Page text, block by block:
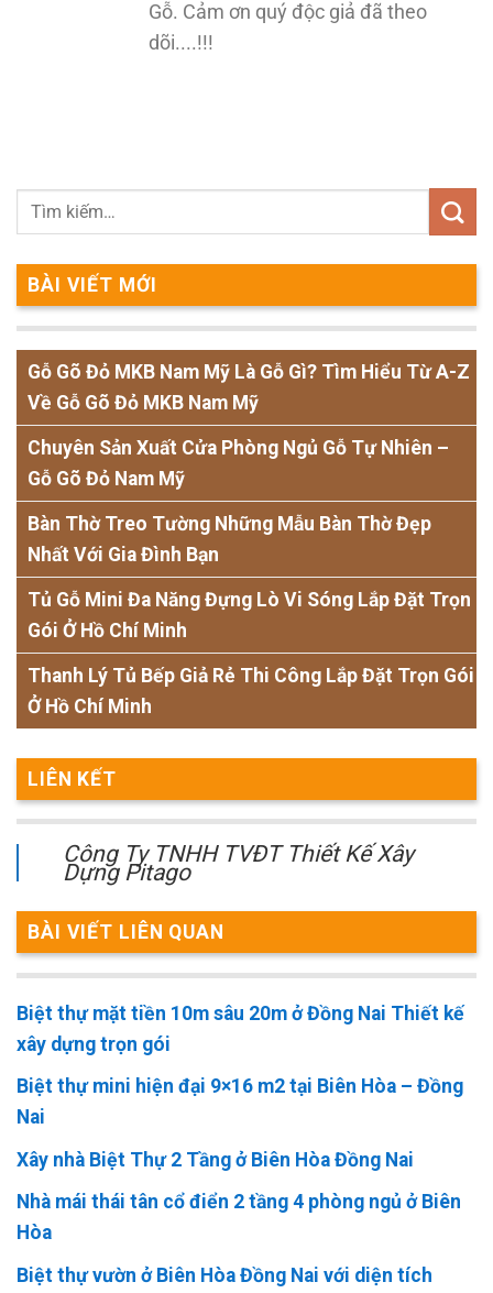
Gỗ. Cảm ơn quý độc giả đã theo
dõi....!!!
BÀI VIẾT MỚI
Gỗ Gõ Đỏ MKB Nam Mỹ Là Gỗ Gì? Tìm Hiểu Từ A-Z
Về Gỗ Gõ Đỏ MKB Nam Mỹ
Chuyên Sản Xuất Cửa Phòng Ngủ Gỗ Tự Nhiên –
Gỗ Gõ Đỏ Nam Mỹ
Bàn Thờ Treo Tường Những Mẫu Bàn Thờ Đẹp
Nhất Với Gia Đình Bạn
Tủ Gỗ Mini Đa Năng Đựng Lò Vi Sóng Lắp Đặt Trọn
Gói Ở Hồ Chí Minh
Thanh Lý Tủ Bếp Giả Rẻ Thi Công Lắp Đặt Trọn Gói
Ở Hồ Chí Minh
LIÊN KẾT
Công Ty TNHH TVĐT Thiết Kế Xây
Dựng Pitago
BÀI VIẾT LIÊN QUAN
Biệt thự mặt tiền 10m sâu 20m ở Đồng Nai Thiết kế
xây dựng trọn gói
Biệt thự mini hiện đại 9×16 m2 tại Biên Hòa – Đồng
Nai
Xây nhà Biệt Thự 2 Tầng ở Biên Hòa Đồng Nai
Nhà mái thái tân cổ điển 2 tầng 4 phòng ngủ ở Biên
Hòa
Biệt thự vườn ở Biên Hòa Đồng Nai với diện tích